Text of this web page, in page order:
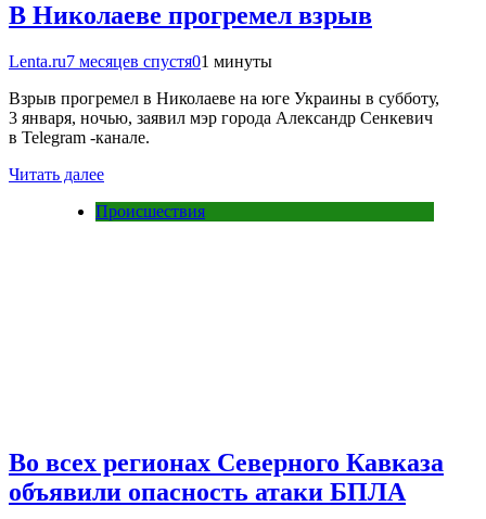
В Николаеве прогремел взрыв
Lenta.ru7 месяцев спустя01 минуты
Взрыв прогремел в Николаеве на юге Украины в субботу,
3 января, ночью, заявил мэр города Александр Сенкевич
в Telegram -канале.
Читать далее
Происшествия
Во всех регионах Северного Кавказа
объявили опасность атаки БПЛА